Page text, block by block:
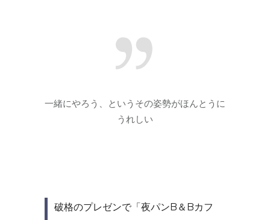
一緒にやろう、というその姿勢がほんとうに
うれしい
破格のプレゼンで「夜パンB＆Bカフ